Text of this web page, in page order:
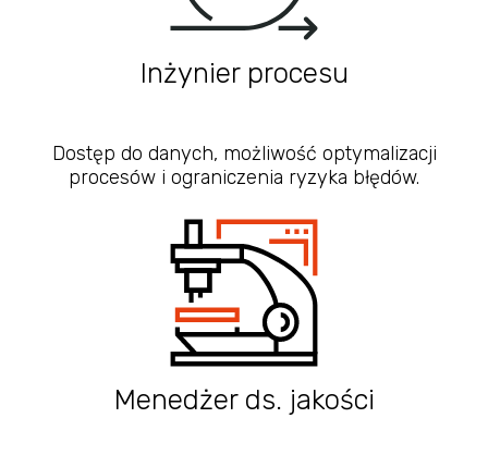
Inżynier procesu
Dostęp do danych, możliwość optymalizacji
procesów i ograniczenia ryzyka błędów.
Menedżer ds. jakości